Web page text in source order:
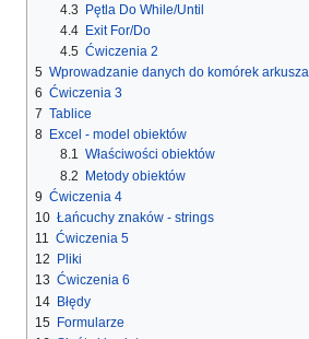
4.3
Pętla Do While/Until
4.4 Exit For/Do
4.5 Ćwiczenia 2
5 Wprowadzanie danych do komórek arkusza
6 Ćwiczenia 3
7 Tablice
8
Excel - model obiektów
8.1
Właściwości obiektów
8.2
Metody obiektów
9 Ćwiczenia 4
10 Łańcuchy znaków - strings
11
Ćwiczenia 5
12
Pliki
13 Ćwiczenia 6
14 Błędy
15 Formularze